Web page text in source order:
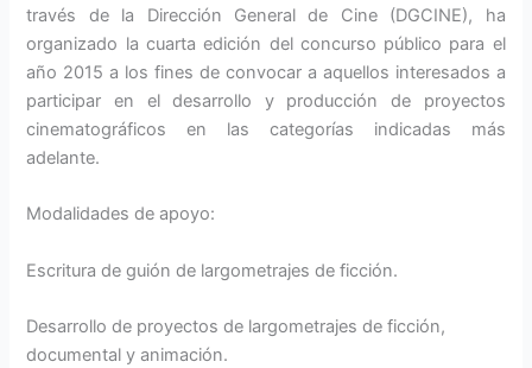
través de la Dirección General de Cine (DGCINE), ha
organizado la cuarta edición del concurso público para el
año 2015 a los fines de convocar a aquellos interesados a
participar en el desarrollo y producción de proyectos
cinematográficos en las categorías indicadas más
adelante.
Modalidades de apoyo:
Escritura de guión de largometrajes de ficción.
Desarrollo de proyectos de largometrajes de ficción,
documental y animación.